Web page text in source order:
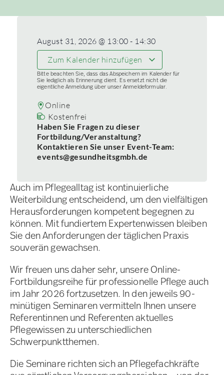
Auch im Pflegealltag ist kontinuierliche
Weiterbildung entscheidend, um den vielfältigen
Herausforderungen kompetent begegnen zu
können. Mit fundiertem Expertenwissen bleiben
Sie den Anforderungen der täglichen Praxis
souverän gewachsen.
Wir freuen uns daher sehr, unsere Online-
Fortbildungsreihe für professionelle Pflege auch
im Jahr 2026 fortzusetzen. In den jeweils 90-
minütigen Seminaren vermitteln Ihnen unsere
Referentinnen und Referenten aktuelles
Pflegewissen zu unterschiedlichen
Schwerpunktthemen.
Die Seminare richten sich an Pflegefachkräfte
August 31, 2026 @ 13:00 - 14:30
Zum Kalender hinzufügen
Bitte beachten Sie, dass das Abspeichern im Kalender für
Sie lediglich als Erinnerung dient. Es ersetzt nicht die
eigentliche Anmeldung über unser Anmeldeformular.
Online
Kostenfrei
Haben Sie Fragen zu dieser
Fortbildung/Veranstaltung?
Kontaktieren Sie unser Event-Team:
events@gesundheitsgmbh.de